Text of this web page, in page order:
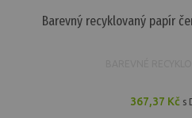
Barevný recyklovaný papír
367,37 Kč s